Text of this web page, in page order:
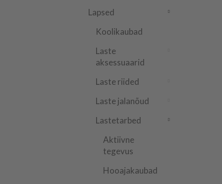
Lapsed
Koolikaubad
Laste
aksessuaarid
Laste riided
Laste jalanõud
Lastetarbed
Aktiivne
tegevus
Hooajakaubad